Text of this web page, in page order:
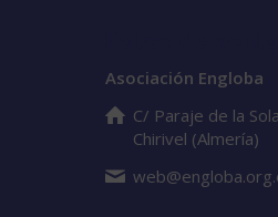
Asociación Engloba
C/ Paraje de la
Chirivel (Almería)